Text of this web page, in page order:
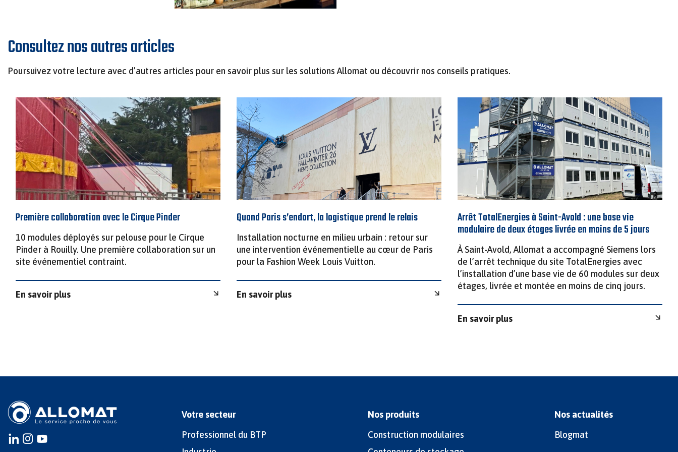
Consultez nos autres articles
Poursuivez votre lecture avec d’autres articles pour en savoir plus sur les solutions Allomat ou découvrir nos conseils pratiques.
Première collaboration avec le Cirque Pinder
10 modules déployés sur pelouse pour le Cirque
Pinder à Rouilly. Une première collaboration sur un
site événementiel contraint.
En savoir plus
Quand Paris s’endort, la logistique prend le relais
Installation nocturne en milieu urbain : retour sur
une intervention événementielle au cœur de Paris
pour la Fashion Week Louis Vuitton.
En savoir plus
Arrêt TotalEnergies à Saint-Avold : une base vie
modulaire de deux étages livrée en moins de 5 jours
À Saint-Avold, Allomat a accompagné Siemens lors
de l’arrêt technique du site TotalEnergies avec
l’installation d’une base vie de 60 modules sur deux
étages, livrée et montée en moins de cinq jours.
En savoir plus
Instagram
instagram
youtube
Votre secteur
Professionnel du BTP
Nos produits
Construction modulaires
Nos actualités
Blogmat